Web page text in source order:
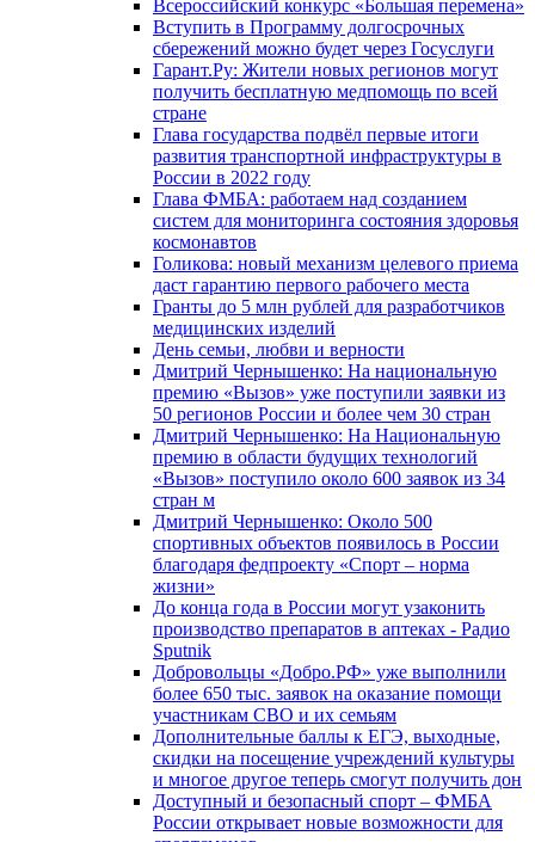
Всероссийский конкурс «Большая перемена»
Вступить в Программу долгосрочных
сбережений можно будет через Госуслуги
Гарант.Ру: Жители новых регионов могут
получить бесплатную медпомощь по всей
стране
Глава государства подвёл первые итоги
развития транспортной инфраструктуры в
России в 2022 году
Глава ФМБА: работаем над созданием
систем для мониторинга состояния здоровья
космонавтов
Голикова: новый механизм целевого приема
даст гарантию первого рабочего места
Гранты до 5 млн рублей для разработчиков
медицинских изделий
День семьи, любви и верности
Дмитрий Чернышенко: На национальную
премию «Вызов» уже поступили заявки из
50 регионов России и более чем 30 стран
Дмитрий Чернышенко: На Национальную
премию в области будущих технологий
«Вызов» поступило около 600 заявок из 34
стран м
Дмитрий Чернышенко: Около 500
спортивных объектов появилось в России
благодаря федпроекту «Спорт – норма
жизни»
До конца года в России могут узаконить
производство препаратов в аптеках - Радио
Sputnik
Добровольцы «Добро.РФ» уже выполнили
более 650 тыс. заявок на оказание помощи
участникам СВО и их семьям
Дополнительные баллы к ЕГЭ, выходные,
скидки на посещение учреждений культуры
и многое другое теперь смогут получить дон
Доступный и безопасный спорт – ФМБА
России открывает новые возможности для